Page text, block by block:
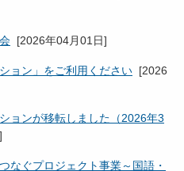
[2026年04月01日]
ョン」をご利用ください [2026
ョンが移転しました（2026年3
]
なぐプロジェクト事業～国語・